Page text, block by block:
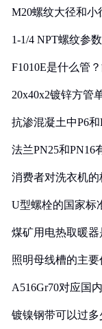
M20螺纹大径和小
1-1/4 NPT螺纹参
F1010E是什么管
20x40x2镀锌方管
抗渗混凝土中P6
法兰PN25和PN16
消费者对洗衣机
U型螺栓的国家标
煤矿用电热取暖
照明母线槽的主要
A516Gr70对应国
镀镍钢带可以过多